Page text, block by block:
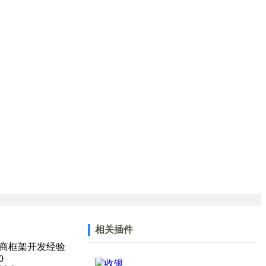
相关插件
框架开发经验